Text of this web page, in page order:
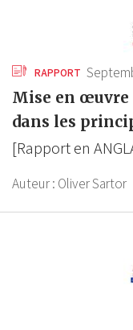
RAPPORT
Mise en
dans les
[Rapport en
Auteur : Oliver Sartor